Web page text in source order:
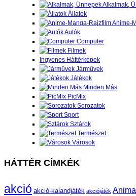
Alkalmak,
Állatok
Anime-
Autók
Computer
Filmek
Ingyenes Háttérképek
Járművek
Játékok
Minden Más
PicMix
Sorozatok
Sport
Sztárok
Természet
Városok
HÁTTÉR CÍMKÉK
akció akció-kalandjáték akciójáték